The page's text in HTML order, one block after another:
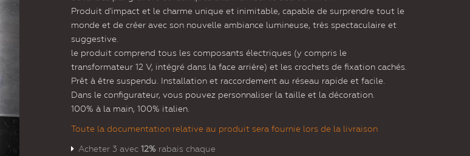
Produit d'impact et le charme unique et inimitable, capable de surprendre tout le
monde et de créer avec son nouvelle ambiance lumineuse, très spectaculaire et
suggestive.
le produit comprend tous les composants électriques (y compris le
transformateur 12 V, intégré dans la face arrière) et les crochets de fixation cachés.
Prêt à être suspendu. Installation et raccordement au réseau rapide et facile.
Dans le configurateur, vous pouvez personnaliser la taille et la décoration.
100% à la main, 100% italien.
Toute la documentation relative au produit sera fournie lors de la livraison
Acheter 3 avec 12% rabais chaque